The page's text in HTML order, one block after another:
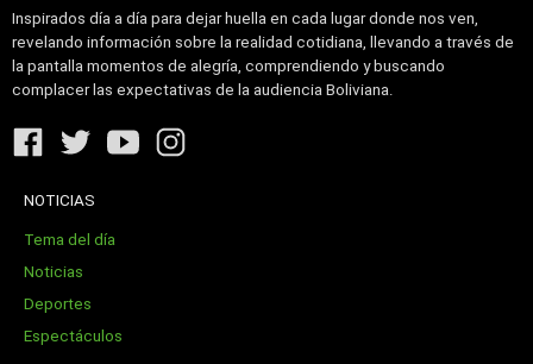
Inspirados día a día para dejar huella en cada lugar donde nos ven,
revelando información sobre la realidad cotidiana, llevando a través de
la pantalla momentos de alegría, comprendiendo y buscando
complacer las expectativas de la audiencia Boliviana.
NOTICIAS
Tema del día
Noticias
Deportes
Espectáculos